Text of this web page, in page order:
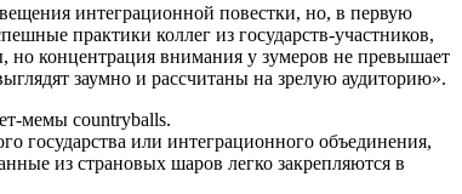
интеграционной повестки, но, в первую
практики коллег из государств-участников,
но концентрация внимания у зумеров не превышает
заумно и рассчитаны на зрелую аудиторию».
мемы countryballs.
государства или интеграционного объединения,
из страновых шаров легко закрепляются в